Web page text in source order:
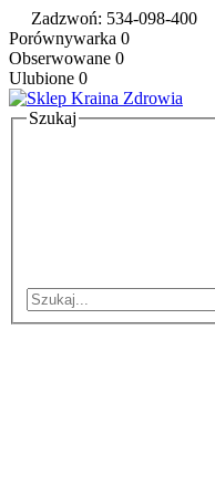
Zadzwoń: 534-098-400
Porównywarka 0
Obserwowane 0
Ulubione 0
Szukaj